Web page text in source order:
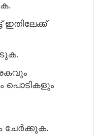
പൊടികളും